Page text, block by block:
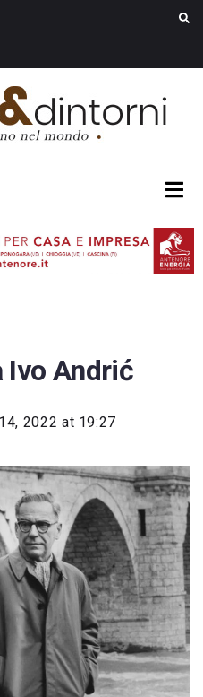
Ivo Andrić
2022 at 19:27